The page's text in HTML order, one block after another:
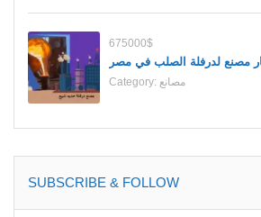
675000$
مصنع لدرفلة الصلب في مصر
Category: مصانع
SUBSCRIBE & FOLLOW